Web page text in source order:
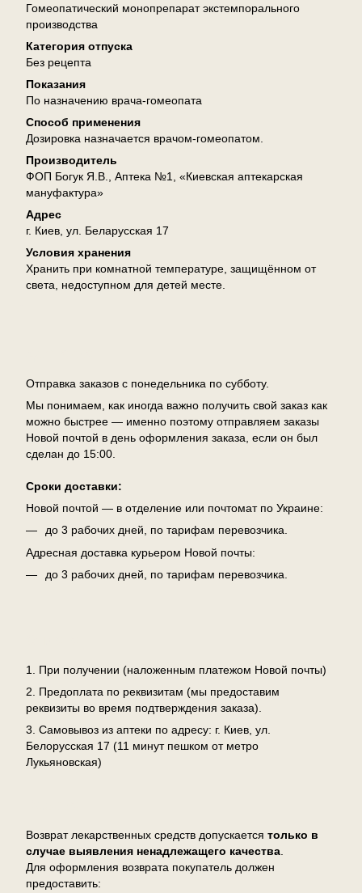
Гомеопатический монопрепарат экстемпорального
производства
Категория отпуска
Без рецепта
Показания
По назначению врача-гомеопата
Способ применения
Дозировка назначается врачом-гомеопатом.
Производитель
ФОП Богук Я.В., Аптека №1, «Киевская аптекарская
мануфактура»
Адрес
г. Киев, ул. Беларусская 17
Условия хранения
Хранить при комнатной температуре, защищённом от
света, недоступном для детей месте.
Отправка заказов с понедельника по субботу.
Мы понимаем, как иногда важно получить свой заказ как
можно быстрее — именно поэтому отправляем заказы
Новой почтой в день оформления заказа, если он был
сделан до 15:00.
Сроки доставки:
Новой почтой — в отделение или почтомат по Украине:
до 3 рабочих дней, по тарифам перевозчика.
Адресная доставка курьером Новой почты:
до 3 рабочих дней, по тарифам перевозчика.
1. При получении (наложенным платежом Новой почты)
2. Предоплата по реквизитам (мы предоставим
реквизиты во время подтверждения заказа).
3. Самовывоз из аптеки по адресу: г. Киев, ул.
Белорусская 17 (11 минут пешком от метро
Лукьяновская)
Возврат лекарственных средств допускается только в
случае выявления ненадлежащего качества.
Для оформления возврата покупатель должен
предоставить: